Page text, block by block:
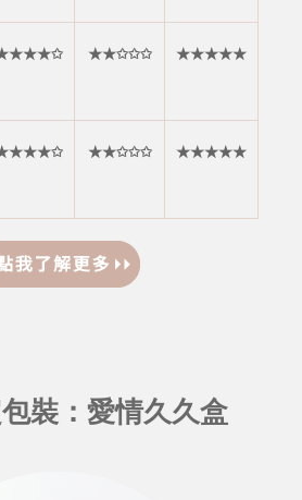
★★✩✩✩ ★★★★★
★★✩✩✩ ★★★★★
裝：愛情久久盒